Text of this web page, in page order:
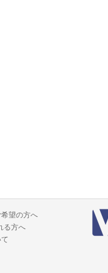
望の方へ
る方へ